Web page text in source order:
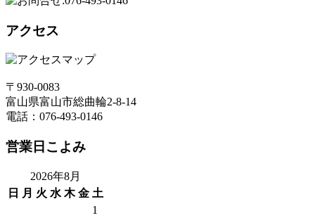
アクセス
〒930-0083
富山県富山市総曲輪2-8-14
電話：076-493-0146
営業日こよみ
2026年8月
日
月 火 水 木 金 土
1